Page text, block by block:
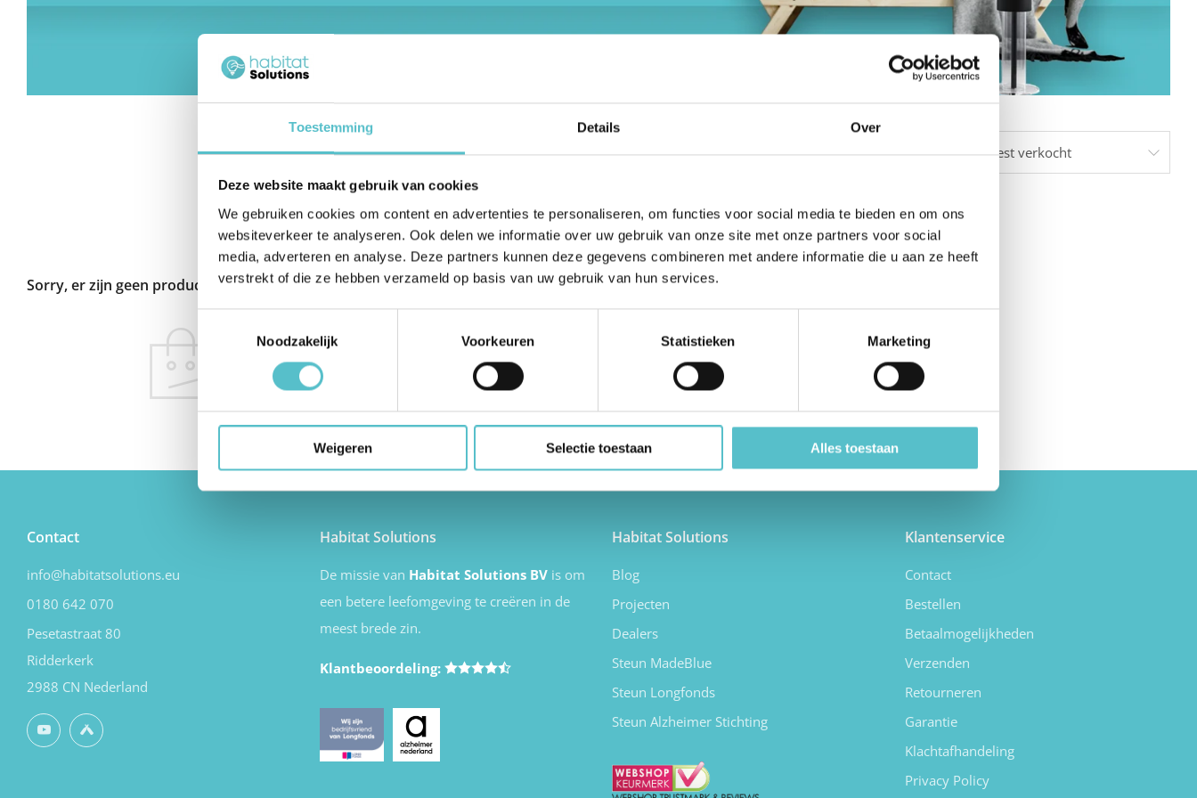
Toestemming Details Over
Deze website maakt gebruik van cookies
We gebruiken cookies om content en advertenties te personaliseren, om functies voor social media te bieden en om ons
websiteverkeer te analyseren. Ook delen we informatie over uw gebruik van onze site met onze partners voor social
media, adverteren en analyse. Deze partners kunnen deze gegevens combineren met andere informatie die u aan ze heeft
verstrekt of die ze hebben verzameld op basis van uw gebruik van hun services.
Noodzakelijk
Voorkeuren Statistieken Marketing
Weigeren Selectie toestaan Alles toestaan
FILTER (1) Sorteer op
Sorry, er zijn geen producten in deze collectie
Contact
info@habitatsolutions.eu
0180 642 070
Pesetastraat 80
Ridderkerk
2988 CN Nederland
YouTubeUntappd
Habitat Solutions
De missie van Habitat Solutions BVis om
een betere leefomgeving te creëren in de
meest brede zin.
Klantbeoordeling:
Habitat Solutions
Blog
Projecten
Dealers
Steun MadeBlue
Steun Longfonds
Steun Alzheimer Stichting
Klantenservice
Contact
Bestellen
Betaalmogelijkheden
Verzenden
Retourneren
Garantie
Klachtafhandeling
Privacy Policy